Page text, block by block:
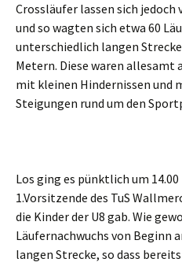
Crossläufer lassen sich
und so wagten sich etwa 60
unterschiedlich langen
Metern. Diese waren allesamt
mit kleinen Hindernissen und
Steigungen rund um den
Los ging es pünktlich um
1.Vorsitzende des TuS
die Kinder der U8 gab. Wie
Läufernachwuchs von Beginn
langen Strecke, so dass